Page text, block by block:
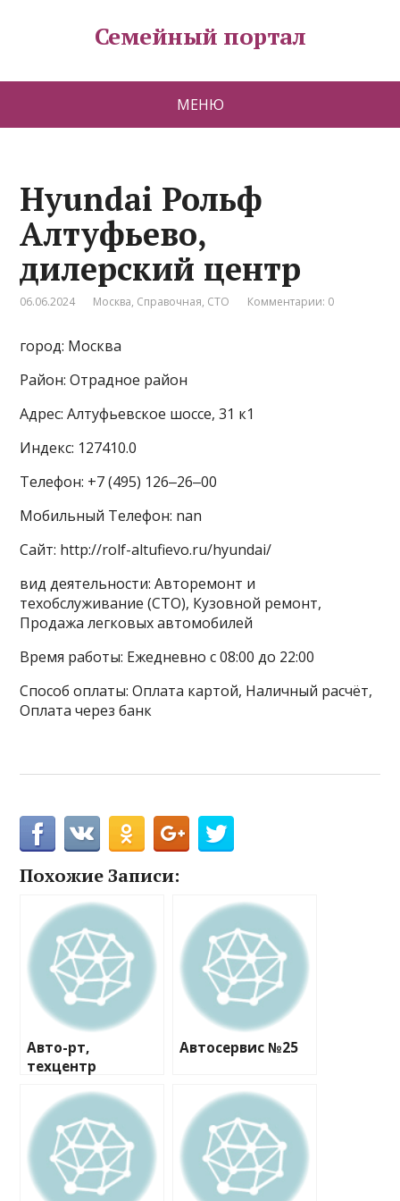
Семейный портал
МЕНЮ
Hyundai Рольф
Алтуфьево,
дилерский центр
06.06.2024 Москва, Справочная, СТО Комментарии: 0
город: Москва
Район: Отрадное район
Адрес: Алтуфьевское шоссе, 31 к1
Индекс: 127410.0
Телефон: +7 (495) 126‒26‒00
Мобильный Телефон: nan
Сайт: http://rolf-altufievo.ru/hyundai/
вид деятельности: Авторемонт и
техобслуживание (СТО), Кузовной ремонт,
Продажа легковых автомобилей
Время работы: Ежедневно с 08:00 до 22:00
Способ оплаты: Оплата картой, Наличный расчёт,
Оплата через банк
Похожие Записи:
Авто-рт,
техцентр
Автосервис №25